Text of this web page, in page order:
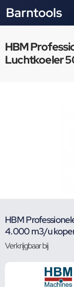
Barntools
HBM
Luchtkoeler
HBM
4.000 m3/u
Verkrijgbaar bij